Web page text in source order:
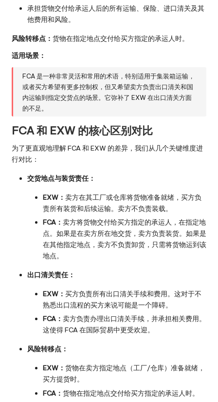
承担货物交付给承运人后的所有运输、保险、进口清关及其
他费用和风险。
风险转移点： 货物在指定地点交付给买方指定的承运人时。
适用场景：
FCA 是一种非常灵活和常用的术语，特别适用于集装箱运输，
或者买方希望有更多控制权，但又希望卖方负责出口清关和国
内运输到指定交货点的场景。它弥补了 EXW 在出口清关方面
的不足。
FCA 和 EXW 的核心区别对比
为了更直观地理解 FCA 和 EXW 的差异，我们从几个关键维度进
行对比：
交货地点与装货责任：
EXW： 卖方在其工厂或仓库将货物准备就绪，买方负
责所有装货和后续运输。卖方不负责装载。
FCA： 卖方将货物交付给买方指定的承运人，在指定地
点。如果是在卖方所在地交货，卖方负责装货。如果是
在其他指定地点，卖方不负责卸货，只需将货物运到该
地点。
出口清关责任：
EXW： 买方负责所有出口清关手续和费用。这对于不
熟悉出口流程的买方来说可能是一个障碍。
FCA： 卖方负责办理出口清关手续，并承担相关费用。
这使得 FCA 在国际贸易中更受欢迎。
风险转移点：
EXW： 货物在卖方指定地点（工厂/仓库）准备就绪，
买方提货时。
FCA： 货物在指定地点交付给买方指定的承运人时。